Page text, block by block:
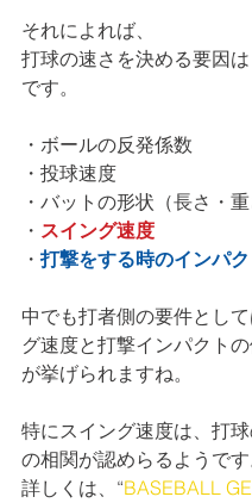
それによれば、
打球の速さを決める要因
です。
・ボールの反発係数
・投球速度
・バットの形状（長さ・重
・ スイング速度
・打撃をする時のインパ
中でも打者側の要件とし
グ速度と打撃インパクト
が挙げられますね。
特にスイング速度は、打
の相関が認めらるようです
詳しくは、“BASEBALL